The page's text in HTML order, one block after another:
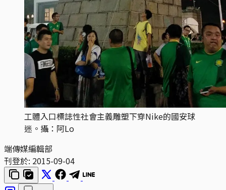
工體入口標誌性社會主義雕塑下穿Nike的國安球
迷。攝：阿Lo
端傳媒編輯部
刊登於: 2015-09-04